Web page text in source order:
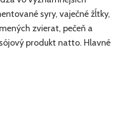
syry, vaječné žĺtky,
zvierat, pečeň a
produkt natto. Hlavné